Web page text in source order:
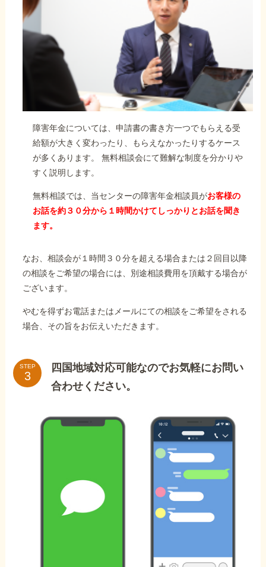
障害年金については、申請書の書き方一つでもらえる受
給額が大きく変わったり、もらえなかったりするケース
が多くあります。 無料相談会にて難解な制度を分かりや
すく説明します。
無料相談では、当センターの障害年金相談員がお客様の
お話を約３０分から１時間かけてしっかりとお話を聞き
ます。
なお、相談会が１時間３０分を超える場合または２回目以降
の相談をご希望の場合には、別途相談費用を頂戴する場合が
ございます。
やむを得ずお電話またはメールにての相談をご希望をされる
場合、その旨をお伝えいただきます。
STEP
四国地域対応可能なのでお気軽にお問い
合わせください。